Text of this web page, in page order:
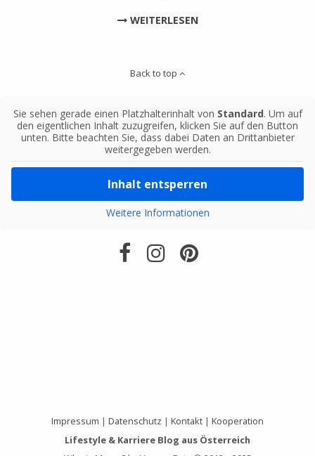
WEITERLESEN
Back to top
Sie sehen gerade einen Platzhalterinhalt von Standard. Um auf
den eigentlichen Inhalt zuzugreifen, klicken Sie auf den Button
unten. Bitte beachten Sie, dass dabei Daten an Drittanbieter
weitergegeben werden.
Inhalt entsperren
Weitere Informationen
Impressum | Datenschutz | Kontakt | Kooperation
Lifestyle & Karriere Blog aus Österreich